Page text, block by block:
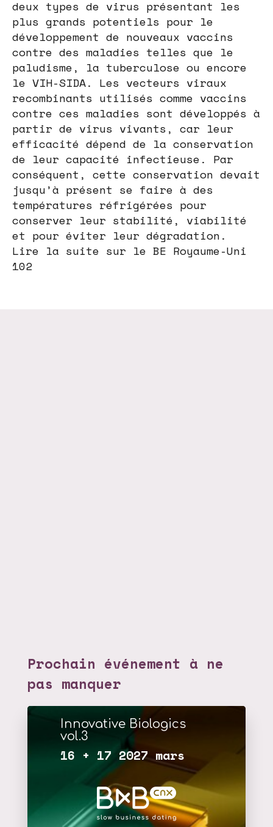
deux types de virus présentant les
plus grands potentiels pour le
développement de nouveaux vaccins
contre des maladies telles que le
paludisme, la tuberculose ou encore
le VIH-SIDA. Les vecteurs viraux
recombinants utilisés comme vaccins
contre ces maladies sont développés à
partir de virus vivants, car leur
efficacité dépend de la conservation
de leur capacité infectieuse. Par
conséquent, cette conservation devait
jusqu’à présent se faire à des
températures réfrigérées pour
conserver leur stabilité, viabilité
et pour éviter leur dégradation.
Lire la suite sur le BE Royaume-Uni
102
Prochain événement à ne
pas manquer
Innovative Biologics
vol.3
16 + 17 2027 mars